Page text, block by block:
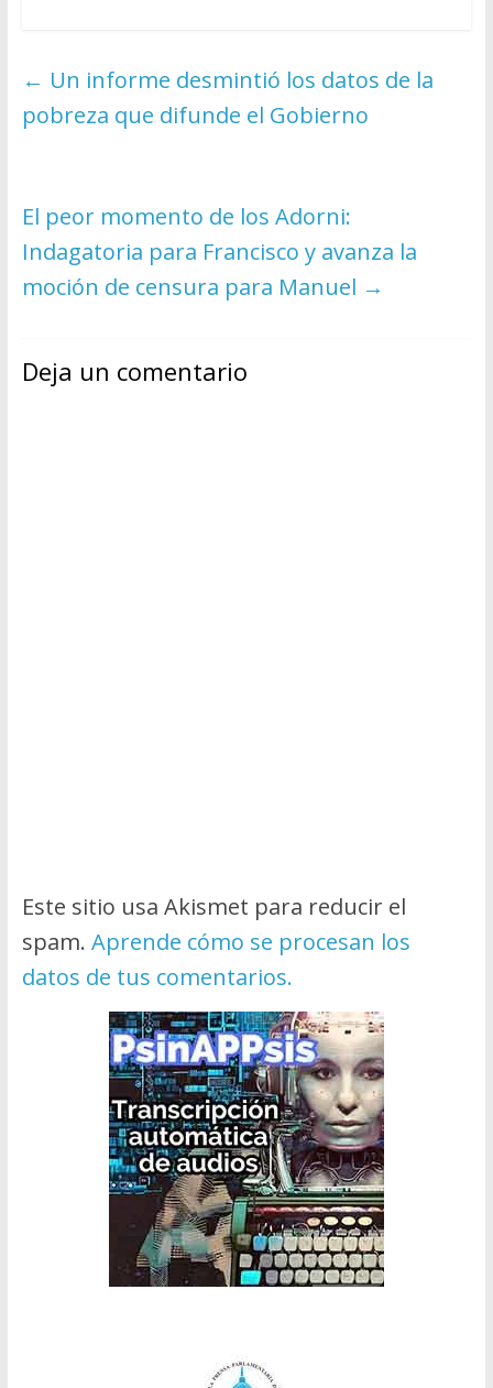
← Un informe desmintió los datos de la
pobreza que difunde el Gobierno
El peor momento de los Adorni:
Indagatoria para Francisco y avanza la
moción de censura para Manuel →
Deja un comentario
Este sitio usa Akismet para reducir el
spam. Aprende cómo se procesan los
datos de tus comentarios.